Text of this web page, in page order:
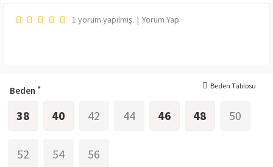
1 yorum yapılmış. | Yorum Yap
Beden
38 40 42 44 46 48 50
52 54 56
Beden Tablosu